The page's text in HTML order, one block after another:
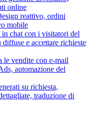
online
reattivo, ordini
mobile
chat con i visitatori del
e accettare richieste
le vendite con e-mail
automazione del
su richiesta,
traduzione di